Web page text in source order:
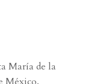
María de la